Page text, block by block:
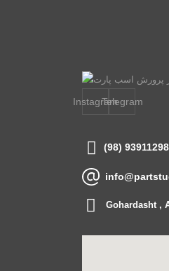
InstagramTelegram
(98)
Gohardasht ,